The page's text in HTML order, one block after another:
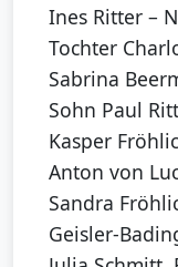
Ines Ritter –
Tochter
Sabrina
Sohn Paul
Kasper
Anton von
Sandra
Geisler-